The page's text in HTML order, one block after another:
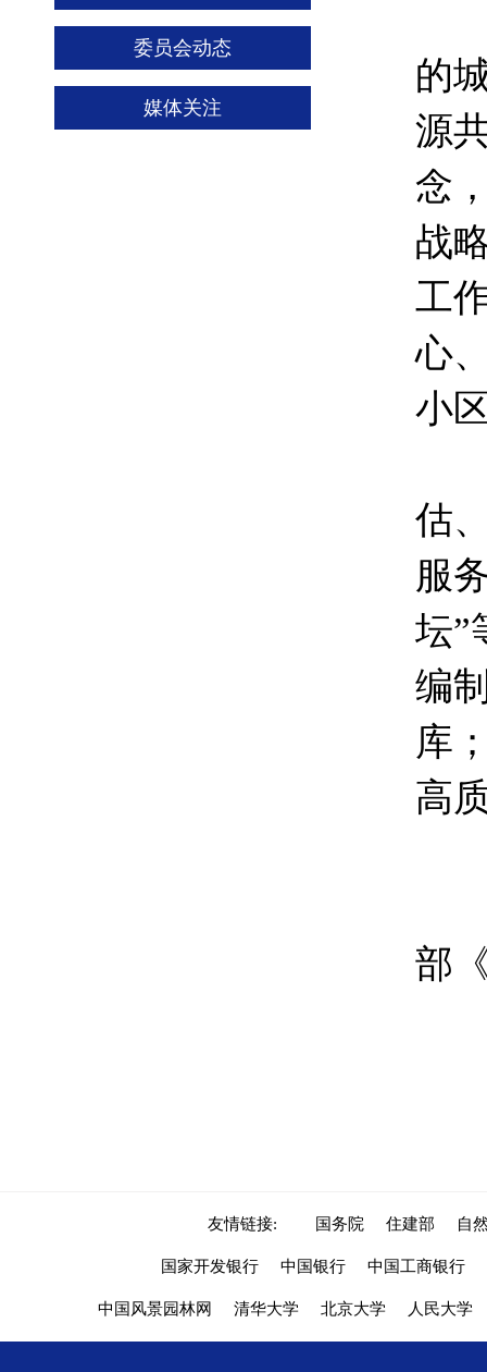
委员会动态
媒体关注
的
源
念
战
工
心
小
估
服
坛”
编
库
高
部
友情链接: 国务院 住建部 自
国家开发银行 中国银行 中国工商银行
中国风景园林网 清华大学 北京大学 人民大学